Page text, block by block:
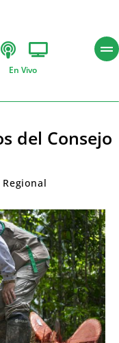
En Vivo
del Consejo
Regional